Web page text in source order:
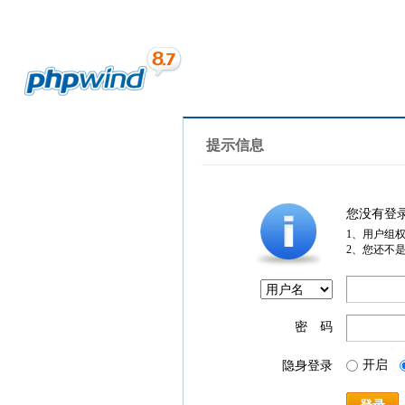
提示信息
您没有登
1、用户组
2、您还不
密 码
隐身登录 开启